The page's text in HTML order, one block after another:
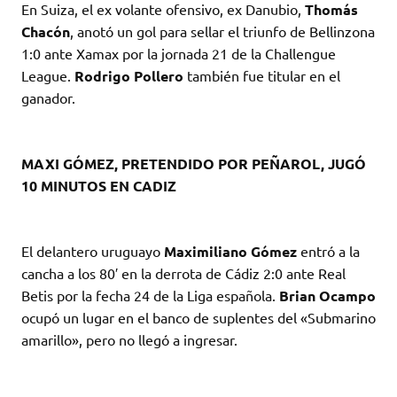
En Suiza, el ex volante ofensivo, ex Danubio, Thomás
Chacón , anotó un gol para sellar el triunfo de Bellinzona
1:0 ante Xamax por la jornada 21 de la Challengue
League. Rodrigo Pollero también fue titular en el
ganador.
MAXI GÓMEZ, PRETENDIDO POR PEÑAROL, JUGÓ
10 MINUTOS EN CADIZ
El delantero uruguayo Maximiliano Gómez entró a la
cancha a los 80′ en la derrota de Cádiz 2:0 ante Real
Betis por la fecha 24 de la Liga española. Brian Ocampo
ocupó un lugar en el banco de suplentes del «Submarino
amarillo», pero no llegó a ingresar.